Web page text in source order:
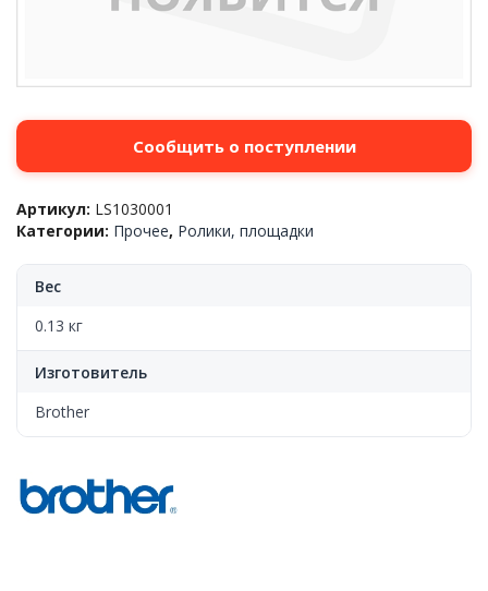
Сообщить о поступлении
Артикул: LS1030001
Категории: Прочее, Ролики, площадки
Вес
0.13 кг
Изготовитель
Brother